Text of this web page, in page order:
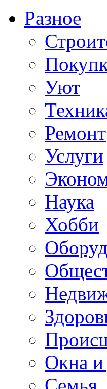
Разное
Уют
Ремонт
Услуги
Наука
Хобби
Окна и